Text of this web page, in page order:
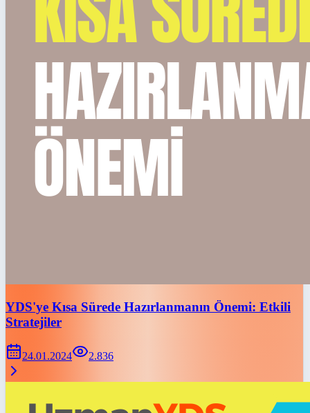
YDS'ye Kısa Sürede Hazırlanmanın Önemi: Etkili
Stratejiler
24.01.2024 2.836